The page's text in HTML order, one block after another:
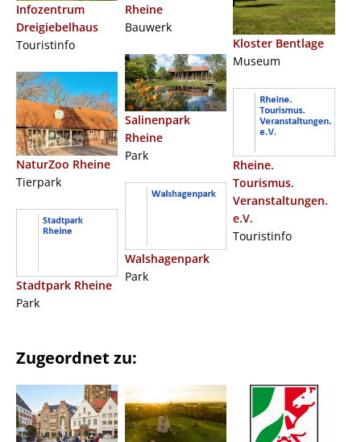
Infozentrum
Dreigiebelhaus
Touristinfo
NaturZoo Rheine
Tierpark
Stadtpark Rheine
Park
Rheine
Bauwerk
Salinenpark
Rheine
Park
Walshagenpark
Park
Kloster Bentlage
Museum
Rheine.
Tourismus.
Veranstaltungen.
e.V.
Touristinfo
Zugeordnet zu: